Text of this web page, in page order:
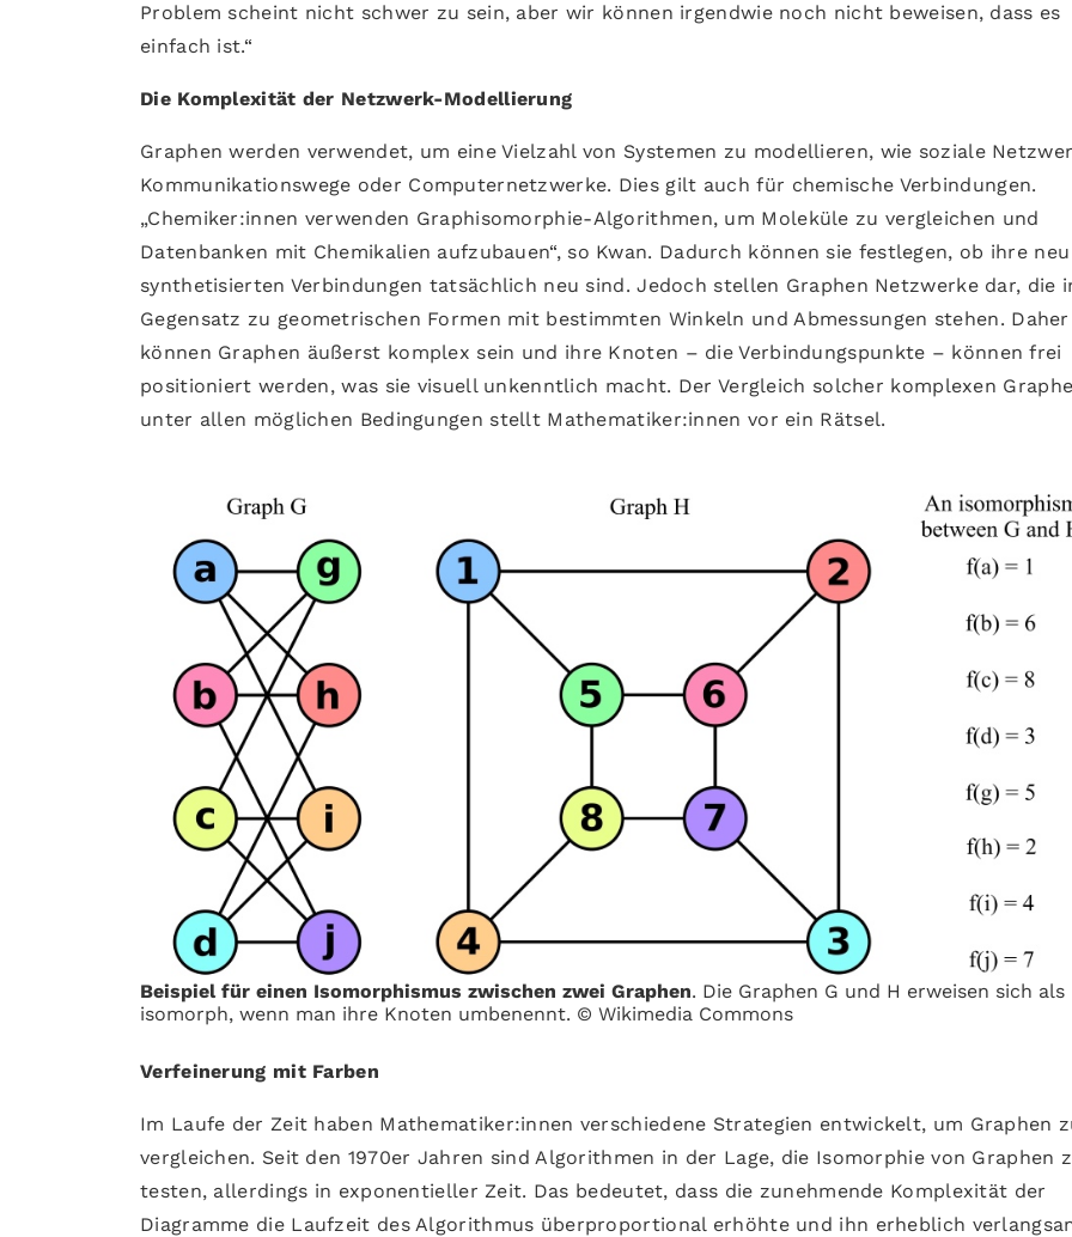
Problem scheint nicht schwer zu sein, aber wir können irgendwie noch nicht beweisen, dass es
einfach ist.“
Die Komplexität der Netzwerk-Modellierung
Graphen werden verwendet, um eine Vielzahl von Systemen zu modellieren, wie soziale
Kommunikationswege oder Computernetzwerke. Dies gilt auch für chemische Verbindungen.
„Chemiker:innen verwenden Graphisomorphie-Algorithmen, um Moleküle zu vergleichen und
Datenbanken mit Chemikalien aufzubauen“, so Kwan. Dadurch können sie festlegen, ob ihre neu
synthetisierten Verbindungen tatsächlich neu sind. Jedoch stellen Graphen Netzwerke dar, die
Gegensatz zu geometrischen Formen mit bestimmten Winkeln und Abmessungen stehen. Daher
können Graphen äußerst komplex sein und ihre Knoten – die Verbindungspunkte – können frei
positioniert werden, was sie visuell unkenntlich macht. Der Vergleich solcher komplexen
unter allen möglichen Bedingungen stellt Mathematiker:innen vor ein Rätsel.
Beispiel für einen Isomorphismus zwischen zwei Graphen. Die Graphen G und H erweisen sich als
isomorph, wenn man ihre Knoten umbenennt. © Wikimedia Commons
Verfeinerung mit Farben
Im Laufe der Zeit haben Mathematiker:innen verschiedene Strategien entwickelt, um Graphen
vergleichen. Seit den 1970er Jahren sind Algorithmen in der Lage, die Isomorphie von Graphen
testen, allerdings in exponentieller Zeit. Das bedeutet, dass die zunehmende Komplexität der
Diagramme die Laufzeit des Algorithmus überproportional erhöhte und ihn erheblich